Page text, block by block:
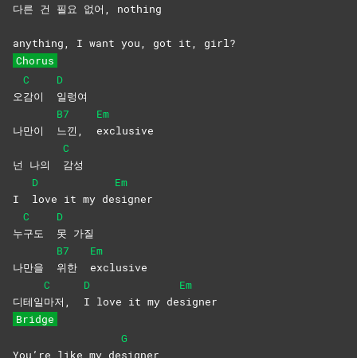
다른 건 필요 없어, nothing
anything, I want you, got it, girl?
Chorus
오
C
감이
D
일렁여
나만이
B7
느낀,
Em
exclusive
넌 나의
C
감성
I
D
love it my de
Em
signer
누
C
구도
D
못 가질
나만을
B7
위한
Em
exclusive
디테일
C
마저,
D
I love it my de
Em
signer
Bridge
You’re like my de
G
signer